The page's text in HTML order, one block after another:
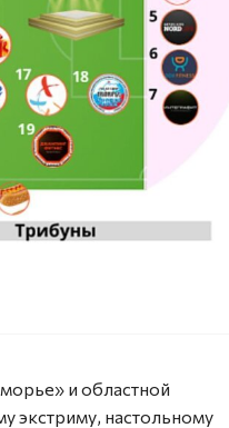
и областной
экстриму, настольному